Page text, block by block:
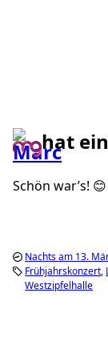
hat
Schön war’s!
Nachts am 13.
Frühjahrskonzert
Westzipfelhalle